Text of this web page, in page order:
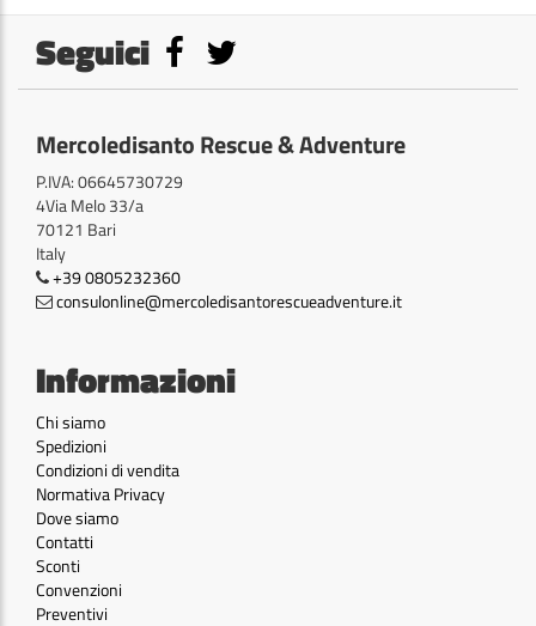
Seguici
Mercoledisanto Rescue & Adventure
P.IVA: 06645730729
4Via Melo 33/a
70121 Bari
Italy
+39 0805232360
consulonline@mercoledisantorescueadventure.it
Informazioni
Chi siamo
Spedizioni
Condizioni di vendita
Normativa Privacy
Dove siamo
Contatti
Sconti
Convenzioni
Preventivi